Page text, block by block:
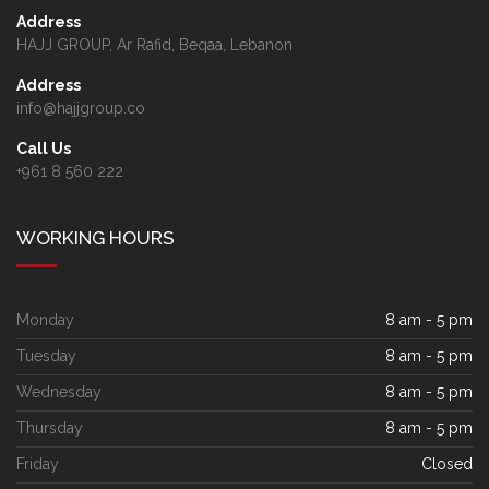
Address
HAJJ GROUP, Ar Rafid, Beqaa, Lebanon
Address
info@hajjgroup.co
Call Us
+961 8 560 222
WORKING HOURS
Monday 8 am - 5 pm
Tuesday 8 am - 5 pm
Wednesday 8 am - 5 pm
Thursday 8 am - 5 pm
Friday Closed